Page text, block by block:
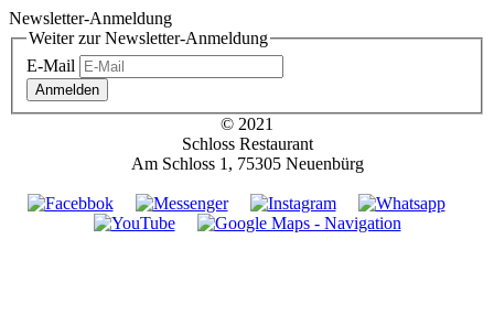
Newsletter-Anmeldung
Weiter zur Newsletter-Anmeldung
E-Mail
Anmelden
© 2021
Schloss Restaurant
Am Schloss 1, 75305 Neuenbürg